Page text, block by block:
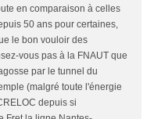
en comparaison à celles
50 ans pour certaines,
le bon vouloir des
vous pas à la FNAUT que
par le tunnel du
(malgré toute l'énergie
depuis si